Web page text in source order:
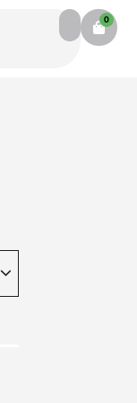
0
Cart